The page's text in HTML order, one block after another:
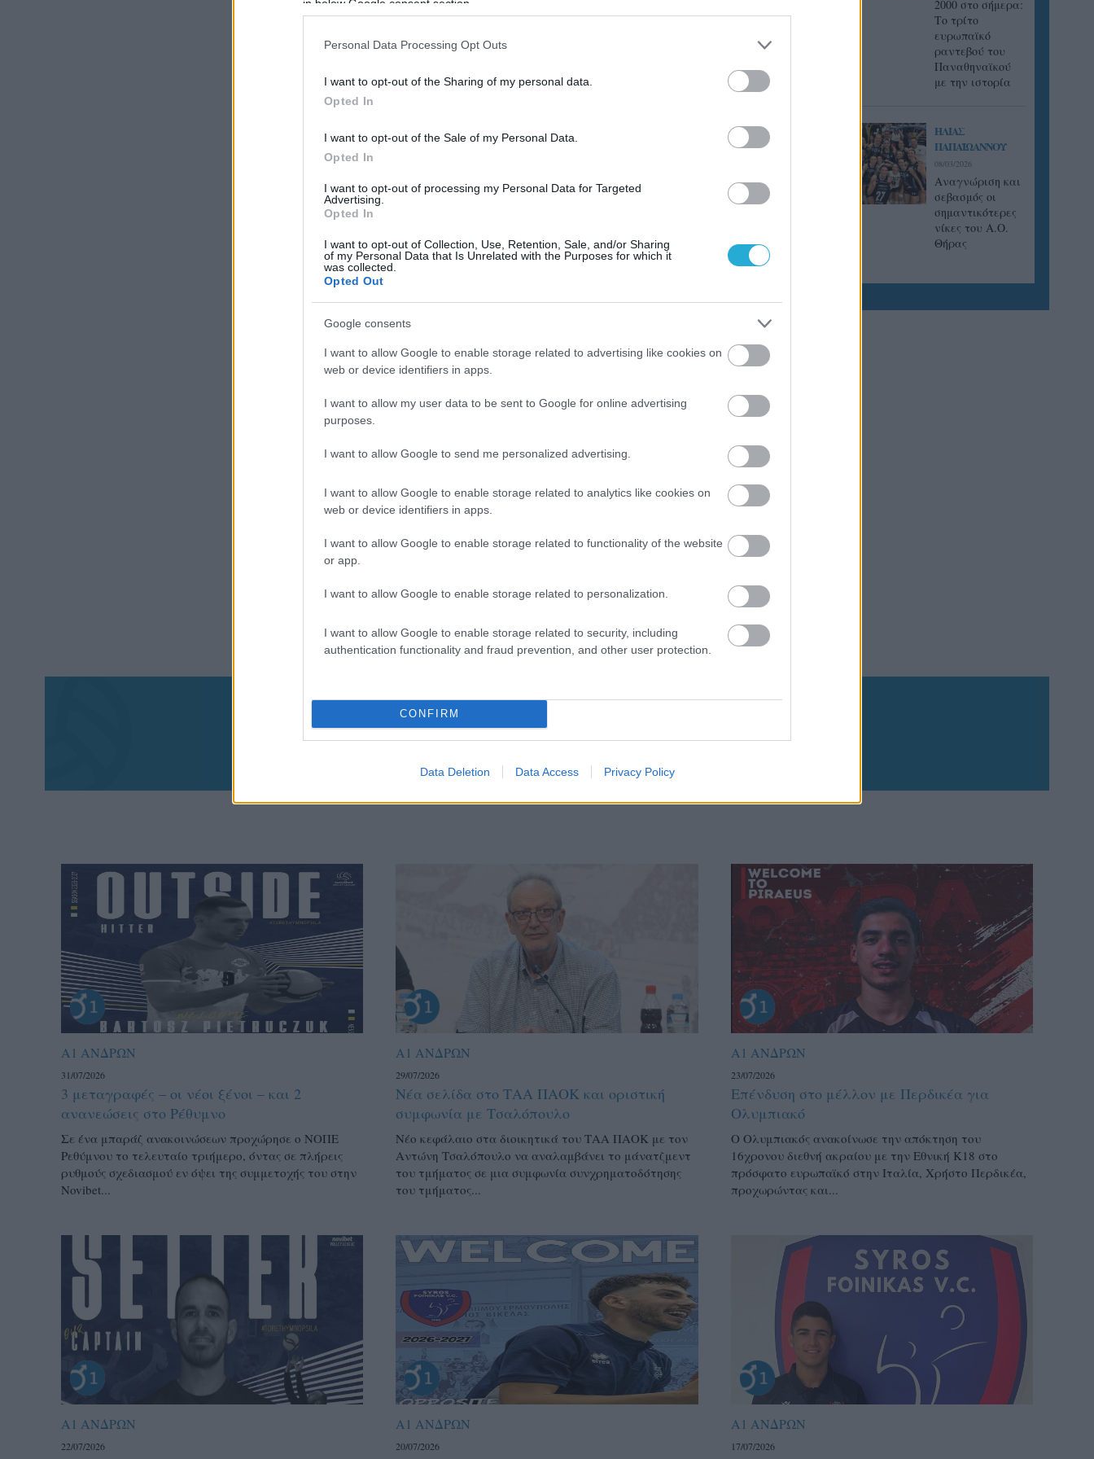
in below Google consent section.
Personal Data Processing Opt Outs
I want to opt-out of the Sharing of my personal data.
Opted In
I want to opt-out of the Sale of my Personal Data.
Opted In
I want to opt-out of processing my Personal Data for Targeted
Advertising.
Opted In
I want to opt-out of Collection, Use, Retention, Sale, and/or Sharing
of my Personal Data that Is Unrelated with the Purposes for which it
was collected.
Opted Out
Google consents
I want to allow Google to enable storage related to advertising like cookies on
web or device identifiers in apps.
I want to allow my user data to be sent to Google for online advertising
purposes.
I want to allow Google to send me personalized advertising.
I want to allow Google to enable storage related to analytics like cookies on
web or device identifiers in apps.
I want to allow Google to enable storage related to functionality of the website
or app.
I want to allow Google to enable storage related to personalization.
I want to allow Google to enable storage related to security, including
authentication functionality and fraud prevention, and other user protection.
CONFIRM
Data Deletion Data Access Privacy Policy
2000 στο σήμερα:
Tο τρίτο
ευρωπαϊκό
ραντεβού του
Παναθηναϊκού
με την ιστορία
ΗΛΙΑΣ
ΠΑΠΑΪΩΑΝΝΟΥ
08/03/2026
Αναγνώριση και
σεβασμός οι
σημαντικότερες
νίκες του Α.Ο.
Θήρας
Aκολουθήστε μας
παντού…
Α1 ΑΝΔΡΩΝ
31/07/2026
3 μεταγραφές – οι νέοι ξένοι – και 2
ανανεώσεις στο Ρέθυμνο
Σε ένα μπαράζ ανακοινώσεων προχώρησε ο ΝΟΠΕ
Ρεθύμνου το τελευταίο τριήμερο, όντας σε πλήρεις
ρυθμούς σχεδιασμού εν όψει της συμμετοχής του στην
Novibet...
Α1 ΑΝΔΡΩΝ
29/07/2026
Νέα σελίδα στο ΤΑΑ ΠΑΟΚ και οριστική
συμφωνία με Τσαλόπουλο
Νέο κεφάλαιο στα διοικητικά του ΤΑΑ ΠΑΟΚ με τον
Αντώνη Τσαλόπουλο να αναλαμβάνει το μάνατζμεντ
του τμήματος σε μια συμφωνία συνχρηματοδότησης
του τμήματος...
Α1 ΑΝΔΡΩΝ
23/07/2026
Επένδυση στο μέλλον με Περδικέα για
Ολυμπιακό
Ο Ολυμπιακός ανακοίνωσε την απόκτηση του
16χρονου διεθνή ακραίου με την Εθνική Κ18 στο
πρόσφατο ευρωπαϊκό στην Ιταλία, Χρήστο Περδικέα,
προχωρώντας και...
Α1 ΑΝΔΡΩΝ
22/07/2026
Α1 ΑΝΔΡΩΝ
20/07/2026
Α1 ΑΝΔΡΩΝ
17/07/2026